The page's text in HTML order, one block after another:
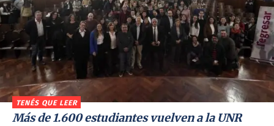
TENÉS QUE LEER
Más de 1.600 estudiantes vuelven a la UNR